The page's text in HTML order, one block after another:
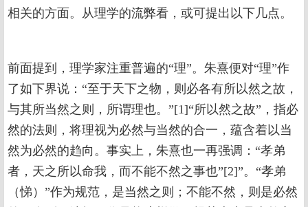
相关的方面。从理学的流弊看，或可提出以下几点。
前面提到，理学家注重普遍的“理”。朱熹便对“理”作
了如下界说：“至于天下之物，则必各有所以然之故，
与其所当然之则，所谓理也。”[1]“所以然之故”，指必
然的法则，将理视为必然与当然的合一，蕴含着以当
然为必然的趋向。事实上，朱熹也一再强调：“孝弟
者，天之所以命我，而不能不然之事也”[2]”。“孝弟
（悌）”作为规范，是当然之则；不能不然，则是必然